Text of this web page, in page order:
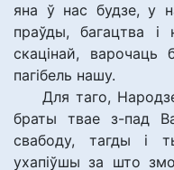
яна ў нас будзе, у
праўды, багацтва і
скацінай,
пагібель нашу.
Для таго,
браты твае з-пад
свабоду, тагды і
ухапіўшы за што